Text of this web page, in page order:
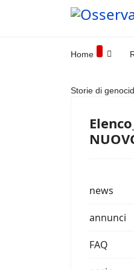
Home
Storie di
news
annunci
FAQ